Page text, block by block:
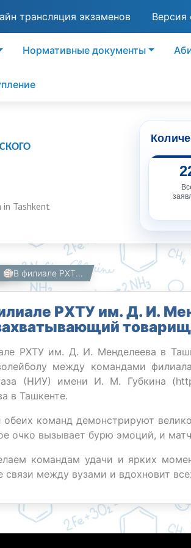
трансляция экзаменов Версия
Нормативные документы
Tashkent
Новости 🏐В филиале РХТУ им. Д. И. Менделеева в Ташкенте проходит захватывающий товарищеский матч по волейболу
РХТУ им. Д. И.
РХТУ им. Д. И. Менделеева в
между командами филиала
(НИУ) имени И. М. Губкина
в Ташкенте.
команд демонстрируют
очко вызывает бурю эмоций, и
командам удачи и ярких
связи между вузами и вдохновит